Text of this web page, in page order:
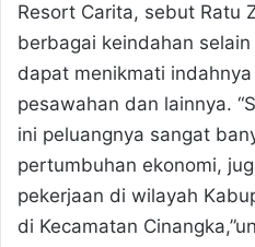
Resort Carita, sebut Ratu
berbagai keindahan
dapat menikmati
pesawahan dan lainnya.
ini peluangnya sangat
pertumbuhan ekonomi,
pekerjaan di wilayah
di Kecamatan